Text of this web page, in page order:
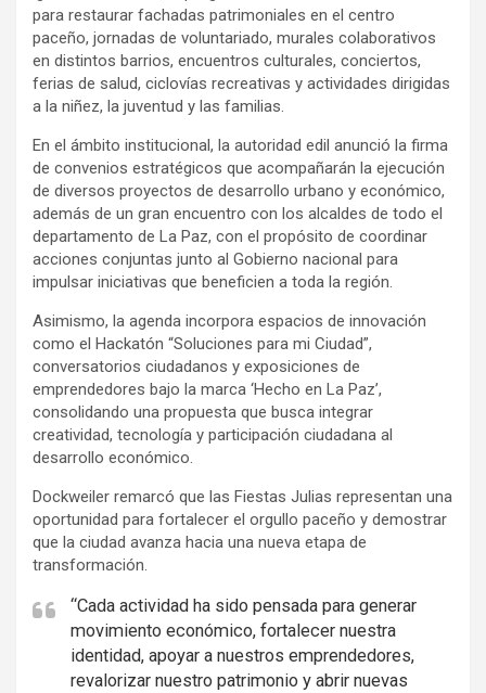
para restaurar fachadas patrimoniales en el centro
paceño, jornadas de voluntariado, murales colaborativos
en distintos barrios, encuentros culturales, conciertos,
ferias de salud, ciclovías recreativas y actividades dirigidas
a la niñez, la juventud y las familias.
En el ámbito institucional, la autoridad edil anunció la firma
de convenios estratégicos que acompañarán la ejecución
de diversos proyectos de desarrollo urbano y económico,
además de un gran encuentro con los alcaldes de todo el
departamento de La Paz, con el propósito de coordinar
acciones conjuntas junto al Gobierno nacional para
impulsar iniciativas que beneficien a toda la región.
Asimismo, la agenda incorpora espacios de innovación
como el Hackatón “Soluciones para mi Ciudad”,
conversatorios ciudadanos y exposiciones de
emprendedores bajo la marca ‘Hecho en La Paz’,
consolidando una propuesta que busca integrar
creatividad, tecnología y participación ciudadana al
desarrollo económico.
Dockweiler remarcó que las Fiestas Julias representan una
oportunidad para fortalecer el orgullo paceño y demostrar
que la ciudad avanza hacia una nueva etapa de
transformación.
“Cada actividad ha sido pensada para generar
movimiento económico, fortalecer nuestra
identidad, apoyar a nuestros emprendedores,
revalorizar nuestro patrimonio y abrir nuevas